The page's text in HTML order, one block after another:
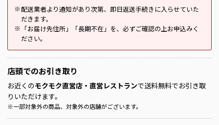
※ 配送業者より通知があり次第、即日返送手続きに入らせていた
だきます。
※
「お届け先住所」「長期不在」を、必ずご確認の上お申込みく
ださい。
店頭でのお引き取り
お近くのモクモク直営店・直営レストランで送料無料でお引き取
りいただけます。
※一部対象外の商品、対象外の店舗がございます。